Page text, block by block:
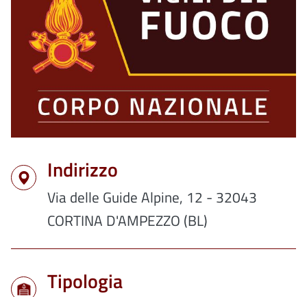
Indirizzo
Via delle Guide Alpine, 12 - 32043
CORTINA D'AMPEZZO (BL)
Tipologia